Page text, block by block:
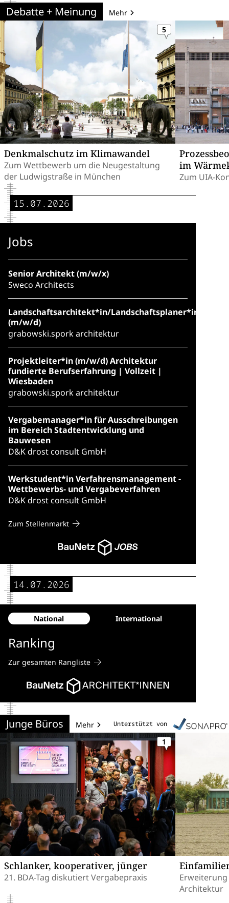
Debatte + Meinung Mehr
Denkmalschutz im Klimawandel
Zum Wettbewerb um die Neugestaltung
der Ludwigstraße in München
5
im
Zum UIA-
15.07.2026
Jobs
Senior Architekt (m/w/x)
Sweco Architects
Landschaftsarchitekt*in/Landschaftsplaner*in
(m/w/d)
grabowski.spork architektur
Projektleiter*in (m/w/d) Architektur
fundierte Berufserfahrung | Vollzeit |
Wiesbaden
grabowski.spork architektur
Vergabemanager*in für Ausschreibungen
im Bereich Stadtentwicklung und
Bauwesen
D&K drost consult GmbH
Werkstudent*in Verfahrensmanagement -
Wettbewerbs- und Vergabeverfahren
D&K drost consult GmbH
Zum Stellenmarkt
14.07.2026
National International
Ranking
Zur gesamten Rangliste
Junge Büros Mehr Unterstützt von
Schlanker, kooperativer, jünger
21. BDA-Tag diskutiert Vergabepraxis
1
Erweiterung
Architektur